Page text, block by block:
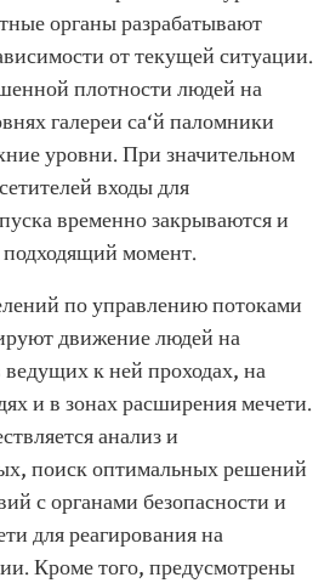
органы разрабатывают
от текущей ситуации.
плотности людей на
галереи са‘й паломники
уровни. При значительном
входы для
временно закрываются и
момент.
по управлению потоками
движение людей на
к ней проходах, на
и в зонах расширения мечети.
анализ и
поиск оптимальных решений
с органами безопасности и
для реагирования на
Кроме того, предусмотрены